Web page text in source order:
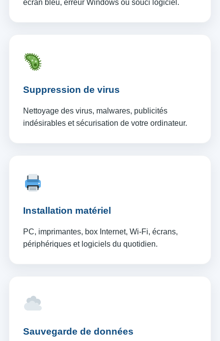
écran bleu, erreur Windows ou souci logiciel.
Suppression de virus
Nettoyage des virus, malwares, publicités
indésirables et sécurisation de votre ordinateur.
Installation matériel
PC, imprimantes, box Internet, Wi-Fi, écrans,
périphériques et logiciels du quotidien.
Sauvegarde de données